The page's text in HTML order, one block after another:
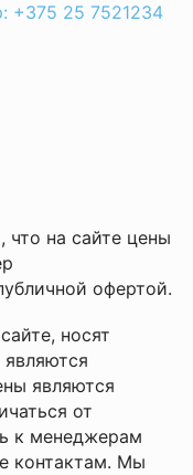
+375 25 7521234
на сайте цены
офертой.
носят
являются
от
к менеджерам
контактам. Мы